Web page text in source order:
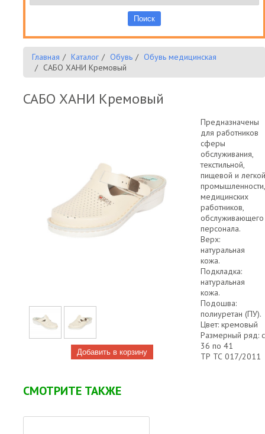
Главная Каталог Обувь
Обувь медицинская
САБО ХАНИ Кремовый
САБО ХАНИ Кремовый
Предназначены
для работников
сферы
обслуживания,
текстильной,
пищевой и легкой
промышленности,
медицинских
работников,
обслуживающего
персонала.
Верх:
натуральная
кожа.
Подкладка:
натуральная
кожа.
Подошва:
полиуретан (ПУ).
Цвет: кремовый
Размерный ряд: с
36 по 41
ТР ТС 017/2011
СМОТРИТЕ ТАКЖЕ